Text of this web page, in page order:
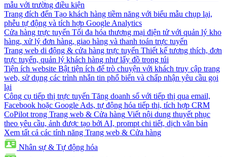
mẫu với trường điều kiện
Trang đích đến Tạo khách hàng tiềm năng với biểu mẫu chụp lại,
phễu tự động và tích hợp Google Analytics
Cửa hàng trực tuyến Tối đa hóa thương mại điện tử với quản lý kho
hàng, xử lý đơn hàng, giao hàng và thanh toán trực tuyến
Trang web di động & cửa hàng trực tuyến Thiết kế tương thích, đơn
trực tuyến, quản lý khách hàng như lấy đồ trong túi
Tiện ích website Bật tiện ích để trò chuyện với khách truy cập trang
web, sử dụng các trình nhắn tin phổ biến và chấp nhận yêu cầu gọi
lại
Công cụ tiếp thị trực tuyến Tăng doanh số với tiếp thị qua email,
Facebook hoặc Google Ads, tự động hóa tiếp thị, tích hợp CRM
CoPilot trong Trang web & Cửa hàng Viết nội dung thuyết phục
theo yêu cầu, ảnh được tạo bởi AI, prompt chi tiết, dịch văn bản
Xem tất cả các tính năng Trang web & Cửa hàng
Nhân sự & Tự động hóa